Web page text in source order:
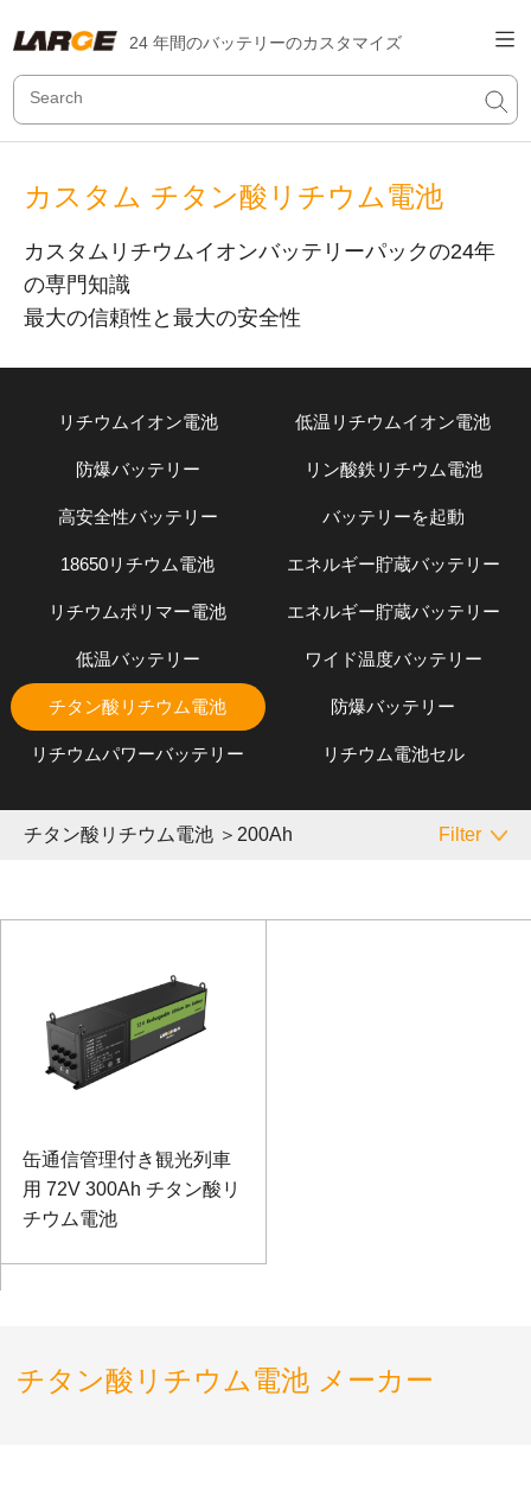
24 年間のバッテリーのカスタマイズ
カスタム チタン酸リチウム電池
カスタムリチウムイオンバッテリーパックの24年
の専門知識
最大の信頼性と最大の安全性
リチウムイオン電池 低温リチウムイオン電池
防爆バッテリー リン酸鉄リチウム電池
高安全性バッテリー バッテリーを起動
18650リチウム電池 エネルギー貯蔵バッテリー
リチウムポリマー電池 エネルギー貯蔵バッテリー
低温バッテリー ワイド温度バッテリー
チタン酸リチウム電池 防爆バッテリー
リチウムパワーバッテリー リチウム電池セル
チタン酸リチウム電池 ＞200Ah Filter
缶通信管理付き観光列車
用 72V 300Ah チタン酸リ
チウム電池
チタン酸リチウム電池 メーカー